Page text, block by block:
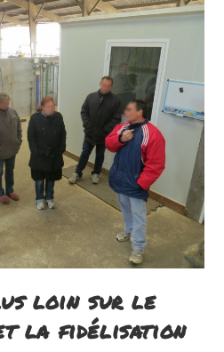
loin sur le
la fidélisation